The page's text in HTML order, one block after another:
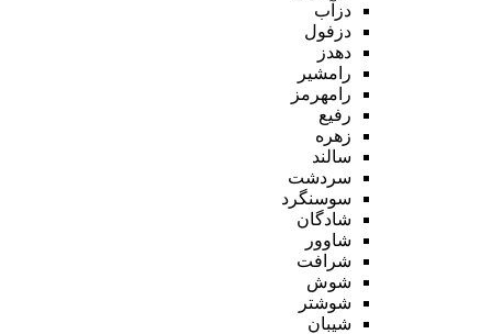
دزآب
دزفول
دهدز
رامشیر
رامهرمز
رفیع
زهره
سالند
سردشت
سوسنگرد
شادگان
شاوور
شرافت
شوش
شوشتر
شیبان